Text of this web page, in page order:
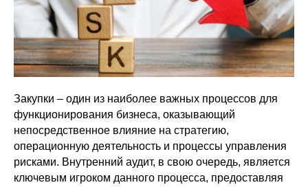
Закупки – один из наиболее важных процессов для
функционирования бизнеса, оказывающий
непосредственное влияние на стратегию,
операционную деятельность и процессы управления
рисками. Внутренний аудит, в свою очередь, является
ключевым игроком данного процесса, предоставляя